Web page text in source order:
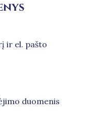
ir el. pašto
duomenis